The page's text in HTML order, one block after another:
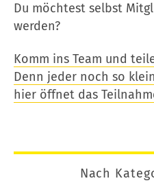
Du möchtest selbst
werden?
Komm ins Team und
Denn jeder noch so
hier öffnet das
Nach